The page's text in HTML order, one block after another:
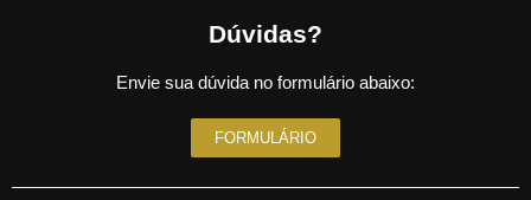
Dúvidas?
Envie sua dúvida no formulário abaixo:
FORMULÁRIO